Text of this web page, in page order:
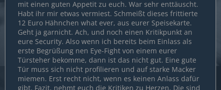
mit einen guten Appetit zu euch. War sehr enttäuscht.
Habt ihr mir etwas vermiest. Schmeißt dieses frittierte
12 Euro Hähnchen what ever, aus eurer Speisekarte.
Geht ja garnicht. Ach, und noch einen Kritikpunkt an
eure Security. Also wenn ich bereits beim Einlass als
erste Begrüßung nen Eye-Fight von einem eurer
Türsteher bekomme, dann ist das nicht gut. Eine gute
Tür muss sich nicht profilieren und auf starke Macker
miemen. Erst recht nicht, wenn es keinen Anlass dafür
gibt. Fazit, nehmt euch die Kritiken zu Herzen. Die sind